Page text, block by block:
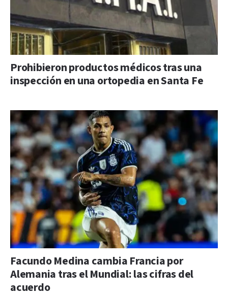
Prohibieron productos médicos tras una
inspección en una ortopedia en Santa Fe
Facundo Medina cambia Francia por
Alemania tras el Mundial: las cifras del
acuerdo